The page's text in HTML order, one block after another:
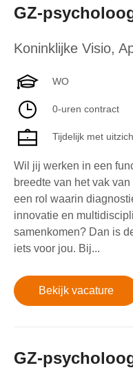
GZ-
Koninklijke Visio,
WO
0-uren contract
Tijdelijk met
Wil jij werken in een
breedte van het vak
een rol waarin
innovatie en
samenkomen? Dan is
iets voor jou. Bij...
Bekijk vacature
GZ-